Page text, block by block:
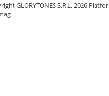
GLORYTONES S.R.L. 2026